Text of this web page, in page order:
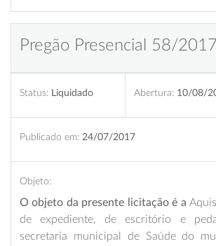
Pregão Presencial 58/2017
Status: Liquidado Abertura: 10/08/
Publicado em: 24/07/2017
Objeto:
O objeto da presente licitação é a
de expediente, de escritório e
secretaria municipal de Saúde do